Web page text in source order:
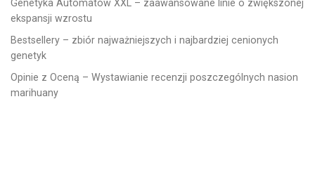
Genetyka Automatów XXL – zaawansowane linie o zwiększonej
ekspansji wzrostu
Bestsellery – zbiór najważniejszych i najbardziej cenionych
genetyk
Opinie z Oceną – Wystawianie recenzji poszczególnych nasion
marihuany